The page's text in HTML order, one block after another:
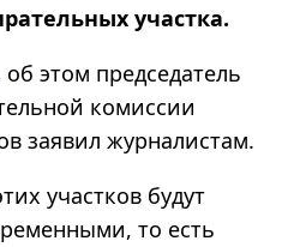
участка.
об этом председатель
комиссии
заявил журналистам.
участков будут
то есть